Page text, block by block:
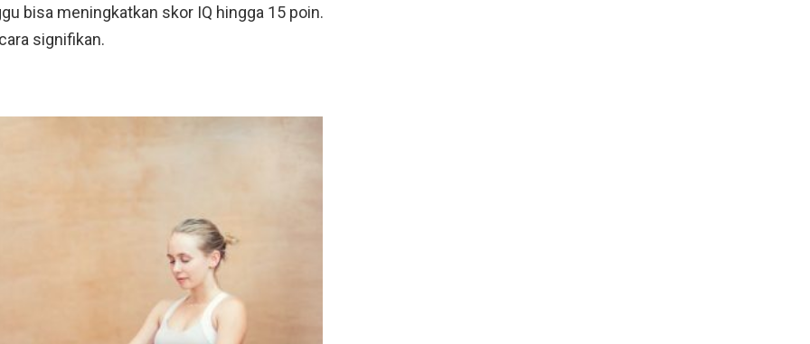
bisa meningkatkan skor IQ hingga 15 poin.
signifikan.